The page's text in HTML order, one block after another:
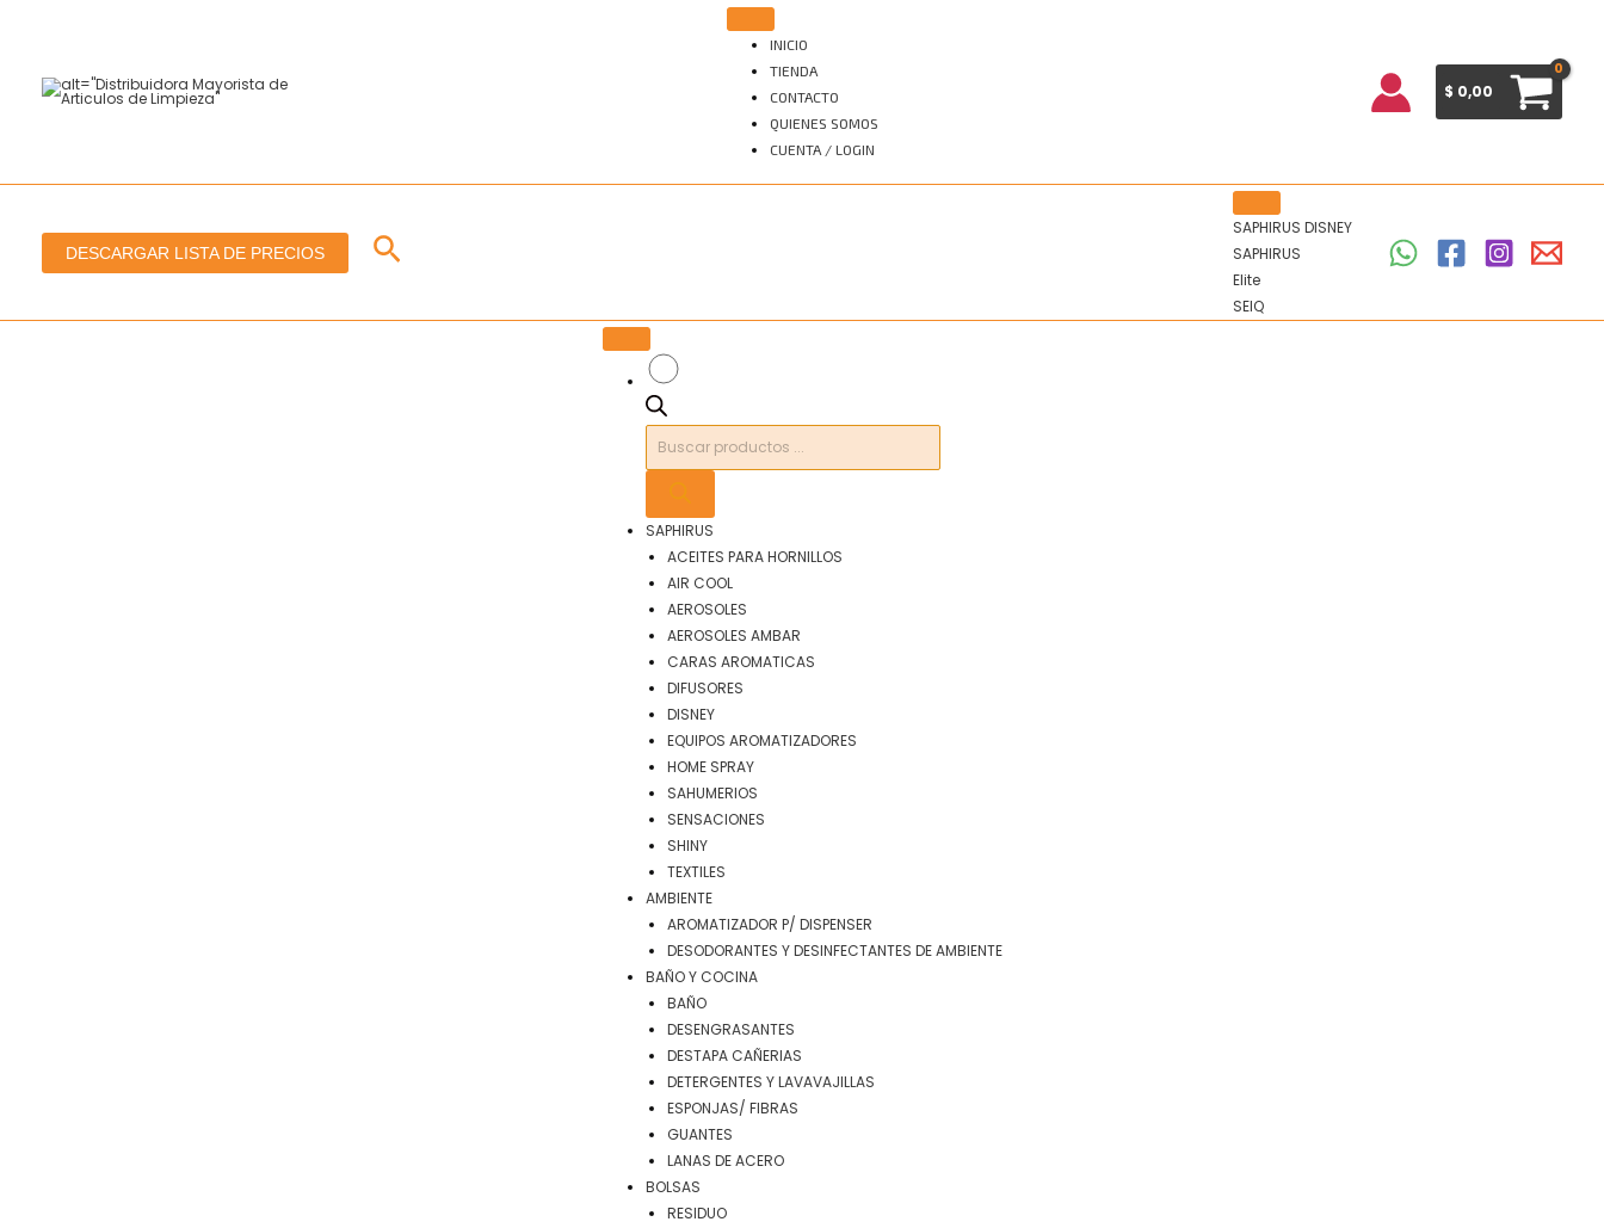
INICIO
TIENDA
CONTACTO
QUIENES SOMOS
CUENTA / LOGIN
$ 0,00
DESCARGAR LISTA DE PRECIOS Buscar
SAPHIRUS DISNEY
SAPHIRUS
Elite
SEIQ
SAPHIRUS
ACEITES PARA HORNILLOS
AIR COOL
AEROSOLES
AEROSOLES AMBAR
CARAS AROMATICAS
DIFUSORES
DISNEY
EQUIPOS AROMATIZADORES
HOME SPRAY
SAHUMERIOS
SENSACIONES
SHINY
TEXTILES
AMBIENTE
AROMATIZADOR P/ DISPENSER
DESODORANTES Y DESINFECTANTES DE AMBIENTE
BAÑO Y COCINA
BAÑO
DESENGRASANTES
DESTAPA CAÑERIAS
DETERGENTES Y LAVAVAJILLAS
ESPONJAS/ FIBRAS
GUANTES
LANAS DE ACERO
BOLSAS
RESIDUO